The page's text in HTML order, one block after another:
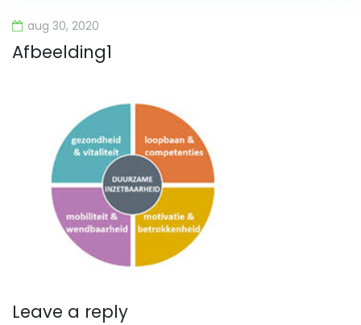
aug 30, 2020
Afbeelding1
Leave a reply